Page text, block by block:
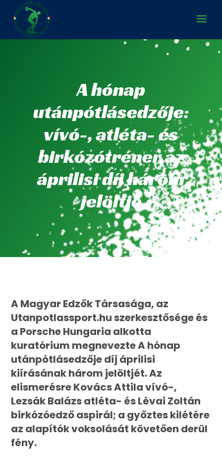
A hónap
utánpótlásedzője:
vívó-, atléta- és
birkózótréner az
áprilisi díj három
jelöltje
A Magyar Edzők Társasága, az
Utanpotlassport.hu szerkesztősége és
a Porsche Hungaria alkotta
kuratórium megnevezte A hónap
utánpótlásedzője díj áprilisi
kiírásának három jelöltjét. Az
elismerésre Kovács Attila vívó-,
Lezsák Balázs atléta- és Lévai Zoltán
birkózóedző aspirál; a győztes kilétére
az alapítók voksolását követően derül
fény.